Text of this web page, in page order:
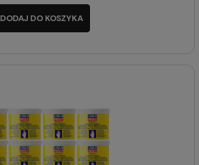
DODAJ DO KOSZYKA